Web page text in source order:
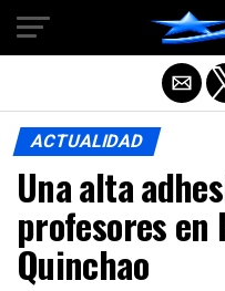
ACTUALIDAD
Una alta
profesores en
Quinchao
Salir de